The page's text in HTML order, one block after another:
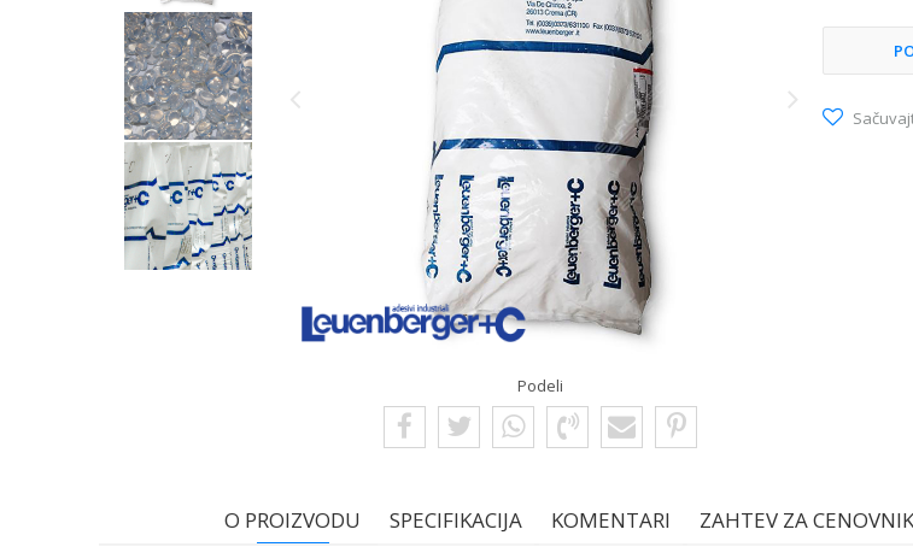
Podeli
O PROIZVODU SPECIFIKACIJA KOMENTARI ZAHTEV ZA CENOVNIK